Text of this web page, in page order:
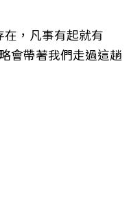
，凡事有起就有
會帶著我們走過這趟